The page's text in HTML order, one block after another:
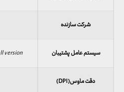
شرکت سازنده
سیستم عامل پشتیبان version
دقت ماوس(DPI)